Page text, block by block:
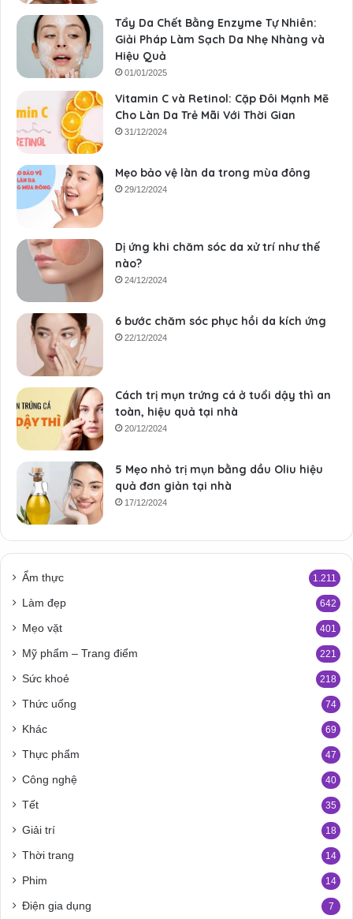
Tẩy Da Chết Bằng Enzyme Tự Nhiên:
Giải Pháp Làm Sạch Da Nhẹ Nhàng và
Hiệu Quả
01/01/2025
Vitamin C và Retinol: Cặp Đôi Mạnh Mẽ
Cho Làn Da Trẻ Mãi Với Thời Gian
31/12/2024
Mẹo bảo vệ làn da trong mùa đông
29/12/2024
Dị ứng khi chăm sóc da xử trí như thế
nào?
24/12/2024
6 bước chăm sóc phục hồi da kích ứng
22/12/2024
Cách trị mụn trứng cá ở tuổi dậy thì an
toàn, hiệu quả tại nhà
20/12/2024
5 Mẹo nhỏ trị mụn bằng dầu Oliu hiệu
quả đơn giản tại nhà
17/12/2024
Ẩm thực 1.211
Làm đẹp 642
Mẹo vặt 401
Mỹ phẩm – Trang điểm 221
Sức khoẻ 218
Thức uống 74
Khác 69
Thực phẩm 47
Công nghệ 40
Tết 35
Giải trí 18
Thời trang 14
Phim 14
Điện gia dụng 7